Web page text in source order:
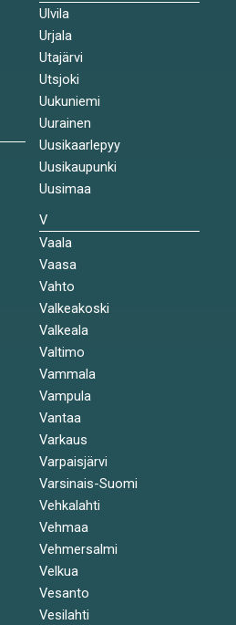
Ulvila
Urjala
Utajärvi
Utsjoki
Uukuniemi
Uurainen
Uusikaarlepyy
Uusikaupunki
Uusimaa
V
Vaala
Vaasa
Vahto
Valkeakoski
Valkeala
Valtimo
Vammala
Vampula
Vantaa
Varkaus
Varpaisjärvi
Varsinais-Suomi
Vehkalahti
Vehmaa
Vehmersalmi
Velkua
Vesanto
Vesilahti